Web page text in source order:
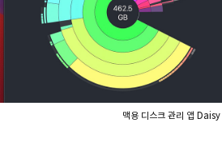
맥용 디스크 관리 앱